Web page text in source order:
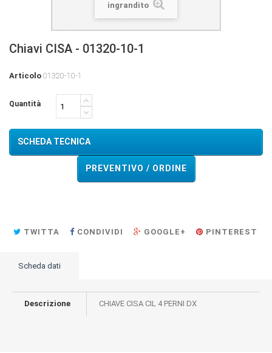
ingrandito
Chiavi CISA - 01320-10-1
Articolo 01320-10-1
Quantità
SCHEDA TECNICA
PREVENTIVO / ORDINE
TWITTA CONDIVIDI GOOGLE+ PINTEREST
Scheda dati
Descrizione CHIAVE CISA CIL 4 PERNI DX